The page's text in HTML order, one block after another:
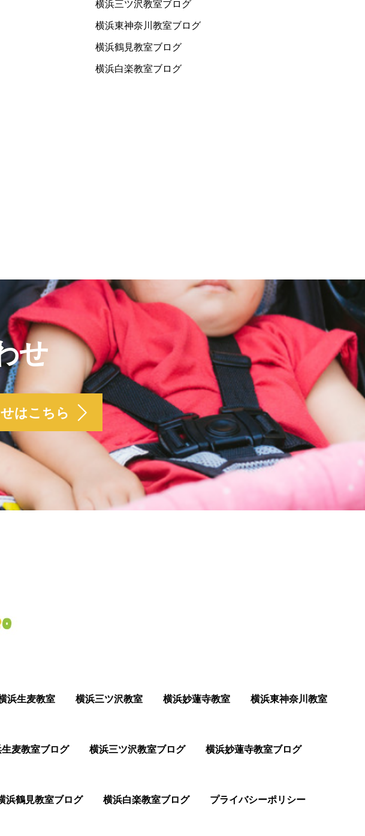
横浜三ツ沢教室ブログ
横浜東神奈川教室ブログ
横浜鶴見教室ブログ
横浜白楽教室ブログ
せ
はこちら
浜生麦教室 横浜三ツ沢教室 横浜妙蓮寺教室 横浜東神奈川教室
麦教室ブログ 横浜三ツ沢教室ブログ 横浜妙蓮寺教室ブログ
浜鶴見教室ブログ 横浜白楽教室ブログ プライバシーポリシー